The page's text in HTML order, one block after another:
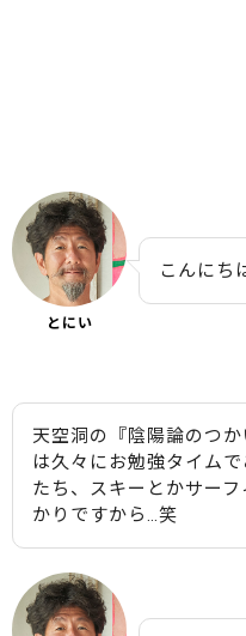
とにい
こんにち
天空洞の『陰陽論のつ
は久々にお勉強タイム
たち、スキーとかサー
かりですから…笑